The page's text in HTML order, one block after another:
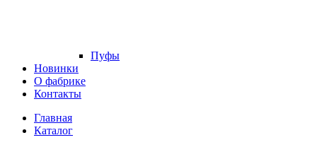
Пуфы
Новинки
О фабрике
Контакты
Главная
Каталог